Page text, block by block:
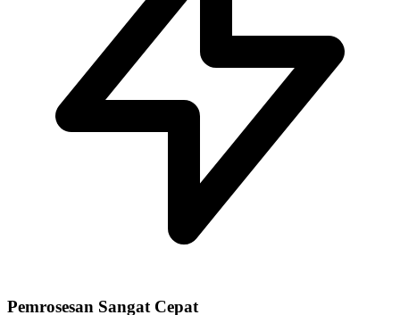
Pemrosesan Sangat Cepat